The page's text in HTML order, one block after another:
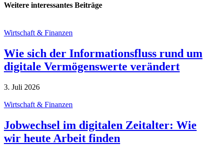
Weitere interessantes Beiträge
Wirtschaft & Finanzen
Wie sich der Informationsfluss rund um
digitale Vermögenswerte verändert
3. Juli 2026
Wirtschaft & Finanzen
Jobwechsel im digitalen Zeitalter: Wie
wir heute Arbeit finden